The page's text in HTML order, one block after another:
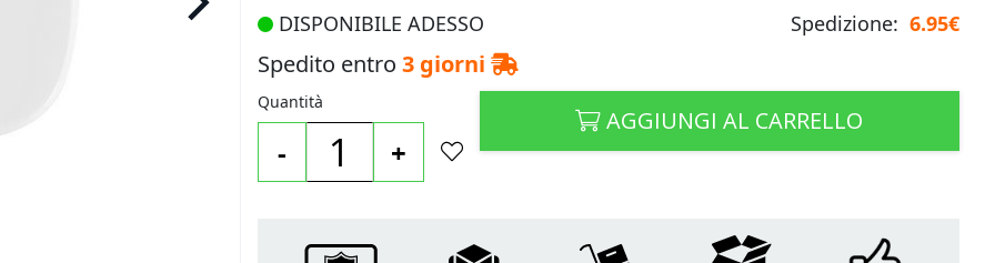
DISPONIBILE ADESSO Spedizione: 6.95€
Spedito entro 3 giorni
Quantità
- +
AGGIUNGI AL CARRELLO